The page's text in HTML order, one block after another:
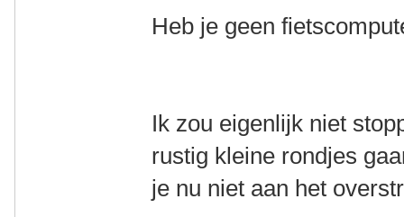
Heb je geen
Ik zou eigenlijk niet
rustig kleine rondjes
je nu niet aan het